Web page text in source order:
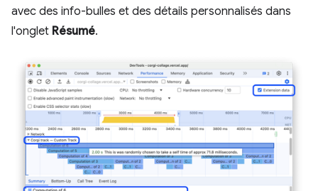
avec des info-bulles et des détails personnalisés dans
l'onglet Résumé.